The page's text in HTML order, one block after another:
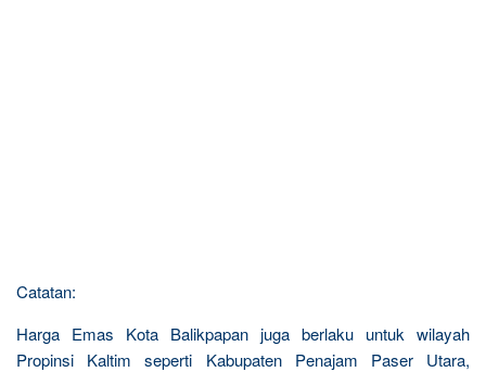
Catatan:
Harga Emas Kota Balikpapan juga berlaku untuk wilayah
Propinsi Kaltim seperti Kabupaten Penajam Paser Utara,